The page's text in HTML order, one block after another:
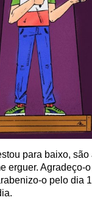
para baixo,
erguer. Agradeço-
o pelo dia